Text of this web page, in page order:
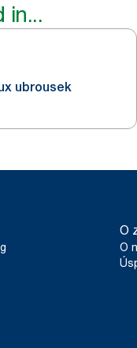
in...
ubrousek
O
O